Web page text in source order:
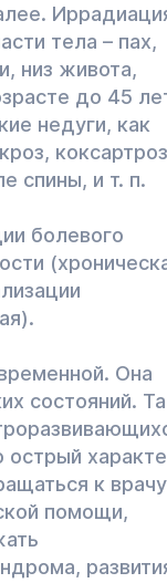
тела – пах,
низ живота,
до 45
недуги, как
спины, и т. п.
болевого
Она
состояний.
острый
к
помощи,